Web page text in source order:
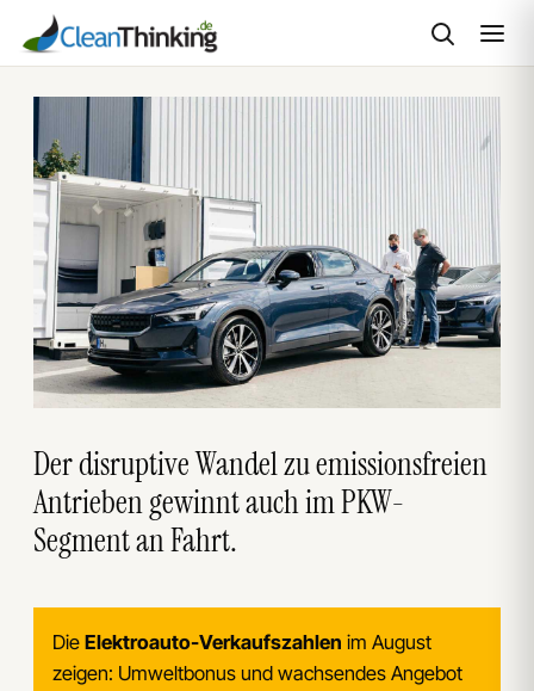
springen
Der disruptive Wandel zu emissionsfreien
Antrieben gewinnt auch im PKW-
Segment an Fahrt.
Die Elektroauto-Verkaufszahlen im August
zeigen: Umweltbonus und wachsendes Angebot